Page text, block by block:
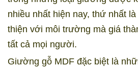
nhiều nhất hiện nay, thứ nhất
thiện với môi trường mà giá
tất cả mọi người.
Giường gỗ MDF đặc biệt là